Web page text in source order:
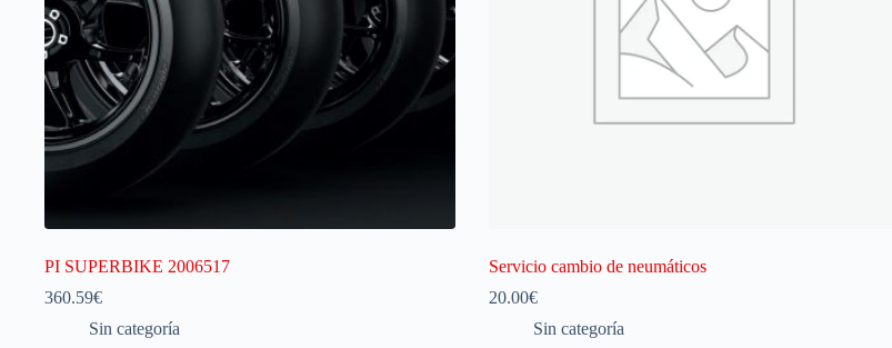
PI SUPERBIKE 2006517
360.59€
Sin categoría
Servicio cambio de neumáticos
20.00€
Sin categoría